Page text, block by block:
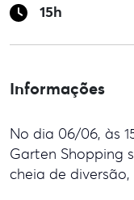
15h
Informações
No dia 06/06, às
Garten Shopping
cheia de